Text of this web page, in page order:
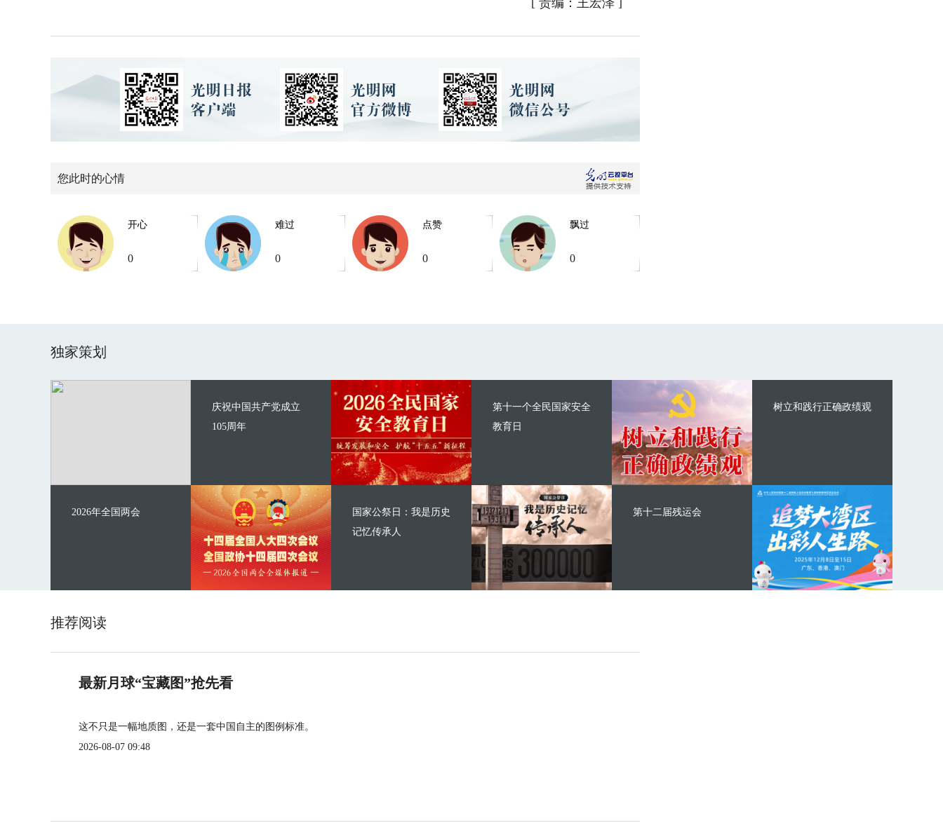
[ 责编：王宏泽 ]
您此时的心情
开心
0
难过
0
点赞
0
飘过
0
独家策划
庆祝中国共产党成立
105周年
2026年全国两会
第十一个全民国家安全
教育日
国家公祭日：我是历史
记忆传承人
树立和践行正确政绩观
第十二届残运会
推荐阅读
最新月球“宝藏图”抢先看
这不只是一幅地质图，还是一套中国自主的图例标准。
2026-08-07 09:48